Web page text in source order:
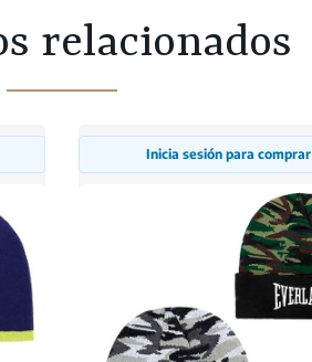
relacionados
Inicia sesión para comprar